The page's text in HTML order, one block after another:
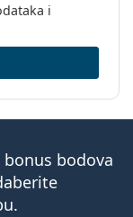
i
bodova